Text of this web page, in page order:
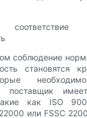
соблюдение
становятся
необходимо
поставщик
как ISO
или FSSC